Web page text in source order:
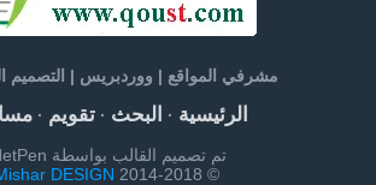
مشرفي المواقع | ووردبريس | التصميم
الرئيسية· البحث· تقويم·
تم تصميم القالب بواسطة NetPen:
© 2014-2018
Mishar DESIGN